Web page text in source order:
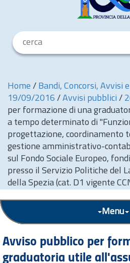
Home / Bandi, Concorsi, Avvisi
19/09/2016 / Avvisi pubblici /
per formazione di una
a tempo determinato di
progettazione, coordinamento
gestione amministrativo-
sul Fondo Sociale Europeo,
presso il Servizio Politiche del
della Spezia (cat. D1 vigente
Menu
Avviso pubblico per
graduatoria utile